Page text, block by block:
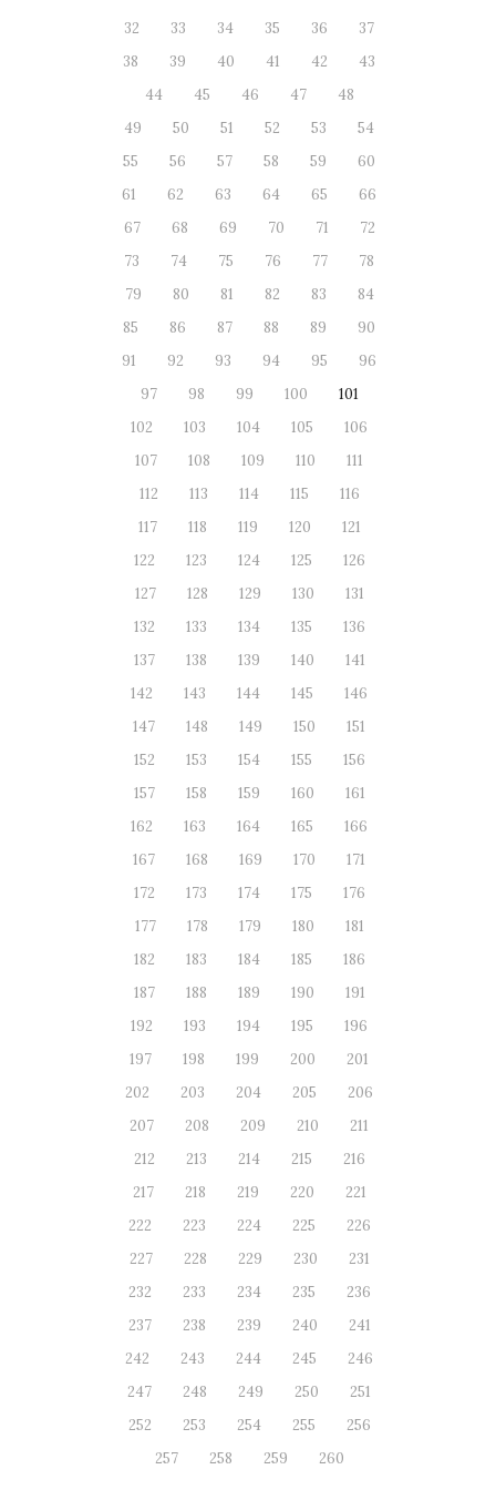
32
33 34 35 36
37
38
39 40 41 42
43
44
45 46 47
48
49
50 51 52 53
54
55
56 57 58 59
60
61
62 63 64 65
66
67
68 69 70 71
72
73
74 75 76 77
78
79
80 81 82 83
84
85
86 87 88 89
90
91
92 93 94 95
96
97
98 99 100
101
102
103 104 105
106
107
108 109 110
111
112
113 114 115
116
117
118 119 120
121
122
123 124 125
126
127
128 129 130
131
132
133 134 135
136
137
138 139 140
141
142
143 144 145
146
147
148 149 150
151
152
153 154 155
156
157
158 159 160
161
162
163 164 165
166
167
168 169 170
171
172
173 174 175
176
177
178 179 180
181
182
183 184 185
186
187
188 189 190
191
192
193 194 195
196
197
198 199 200
201
202
203 204 205
206
207
208 209 210
211
212
213 214 215
216
217
218 219 220
221
222
223 224 225
226
227
228 229 230
231
232
233 234 235
236
237
238 239 240
241
242
243 244 245
246
247
248 249 250
251
252
253 254 255
256
257
258 259 260